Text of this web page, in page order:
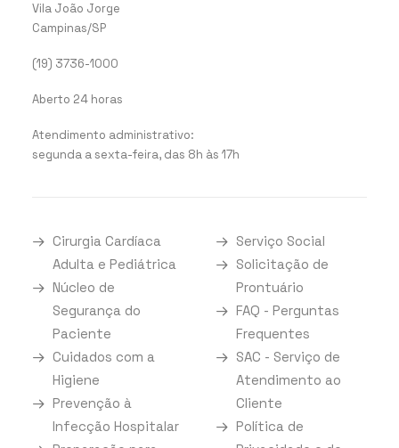
Vila João Jorge
Campinas/SP
(19) 3736-1000
Aberto 24 horas
Atendimento administrativo:
segunda a sexta-feira, das 8h às 17h
Cirurgia Cardíaca
Adulta e Pediátrica
Núcleo de
Segurança do
Paciente
Cuidados com a
Higiene
Prevenção à
Infecção Hospitalar
Serviço Social
Solicitação de
Prontuário
FAQ - Perguntas
Frequentes
SAC - Serviço de
Atendimento ao
Cliente
Política de